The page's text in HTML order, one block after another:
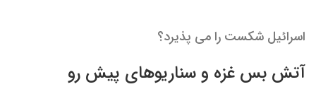
اسرائیل شکست را می پذیرد؟
آتش بس غزه و سناریوهای پیش رو